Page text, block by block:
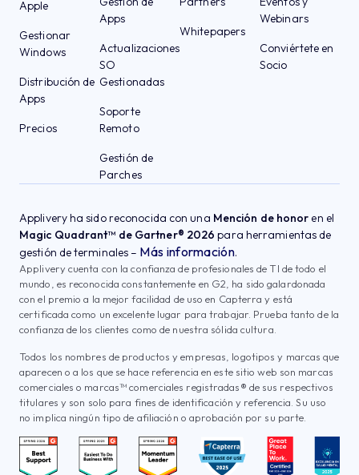
Apple
Gestionar
Windows
Distribución de
Apps
Precios
Apps
Actualizaciones
SO
Gestionadas
Soporte
Remoto
Gestión de
Parches
Whitepapers
Webinars
Conviértete en
Socio
Applivery ha sido reconocida con una Mención de honor en el
Magic Quadrant™ de Gartner® 2026 para herramientas de
gestión de terminales – Más información.
Applivery cuenta con la confianza de profesionales de TI de todo el
mundo, es reconocida constantemente en G2, ha sido galardonada
con el premio a la mejor facilidad de uso en Capterra y está
certificada como un excelente lugar para trabajar. Prueba tanto de la
confianza de los clientes como de nuestra sólida cultura.
Todos los nombres de productos y empresas, logotipos y marcas que
aparecen o a los que se hace referencia en este sitio web son marcas
comerciales o marcas™ comerciales registradas® de sus respectivos
titulares y son solo para fines de identificación y referencia. Su uso
no implica ningún tipo de afiliación o aprobación por su parte.